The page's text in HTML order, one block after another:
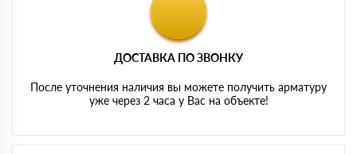
ДОСТАВКА ПО ЗВОНКУ
После уточнения наличия вы можете получить арматуру
уже через 2 часа у Вас на объекте!